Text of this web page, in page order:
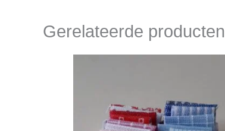
Gerelateerde producten